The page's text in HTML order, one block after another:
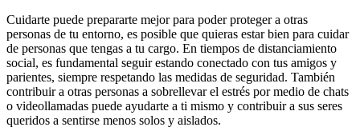
Cuidarte puede prepararte mejor para poder proteger a otras
personas de tu entorno, es posible que quieras estar bien para cuidar
de personas que tengas a tu cargo. En tiempos de distanciamiento
social, es fundamental seguir estando conectado con tus amigos y
parientes, siempre respetando las medidas de seguridad. También
contribuir a otras personas a sobrellevar el estrés por medio de chats
o videollamadas puede ayudarte a ti mismo y contribuir a sus seres
queridos a sentirse menos solos y aislados.